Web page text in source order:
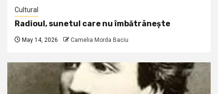
Cultural
Radioul, sunetul care nu îmbătrânește
May 14, 2026 Camelia Morda Baciu